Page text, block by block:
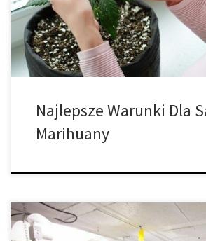
sadzonki na sukces! Faza sadzonek roślin
się, gdy rozwijają się pierwsze dwa
Najlepsze Warunki Dla
Marihuany